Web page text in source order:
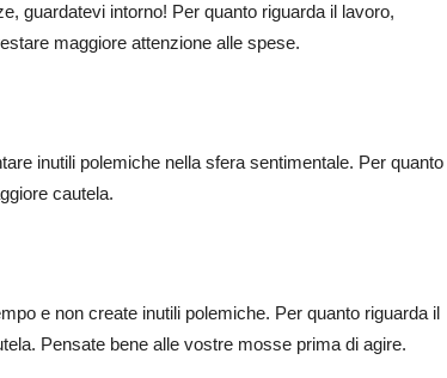
guardatevi intorno! Per quanto riguarda il lavoro,
maggiore attenzione alle spese.
inutili polemiche nella sfera sentimentale. Per quanto
cautela.
e non create inutili polemiche. Per quanto riguarda il
Pensate bene alle vostre mosse prima di agire.